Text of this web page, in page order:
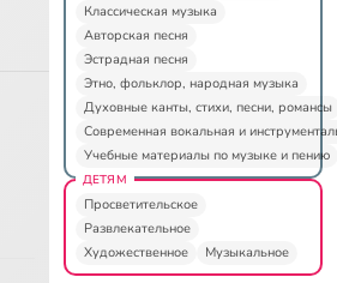
Классическая музыка
Авторская песня
Эстрадная песня
Этно, фольклор, народная музыка
Духовные канты, стихи, песни, романсы
Современная вокальная и
Учебные материалы по музыке и пению
ДЕТЯМ
Просветительское
Развлекательное
Художественное
Музыкальное